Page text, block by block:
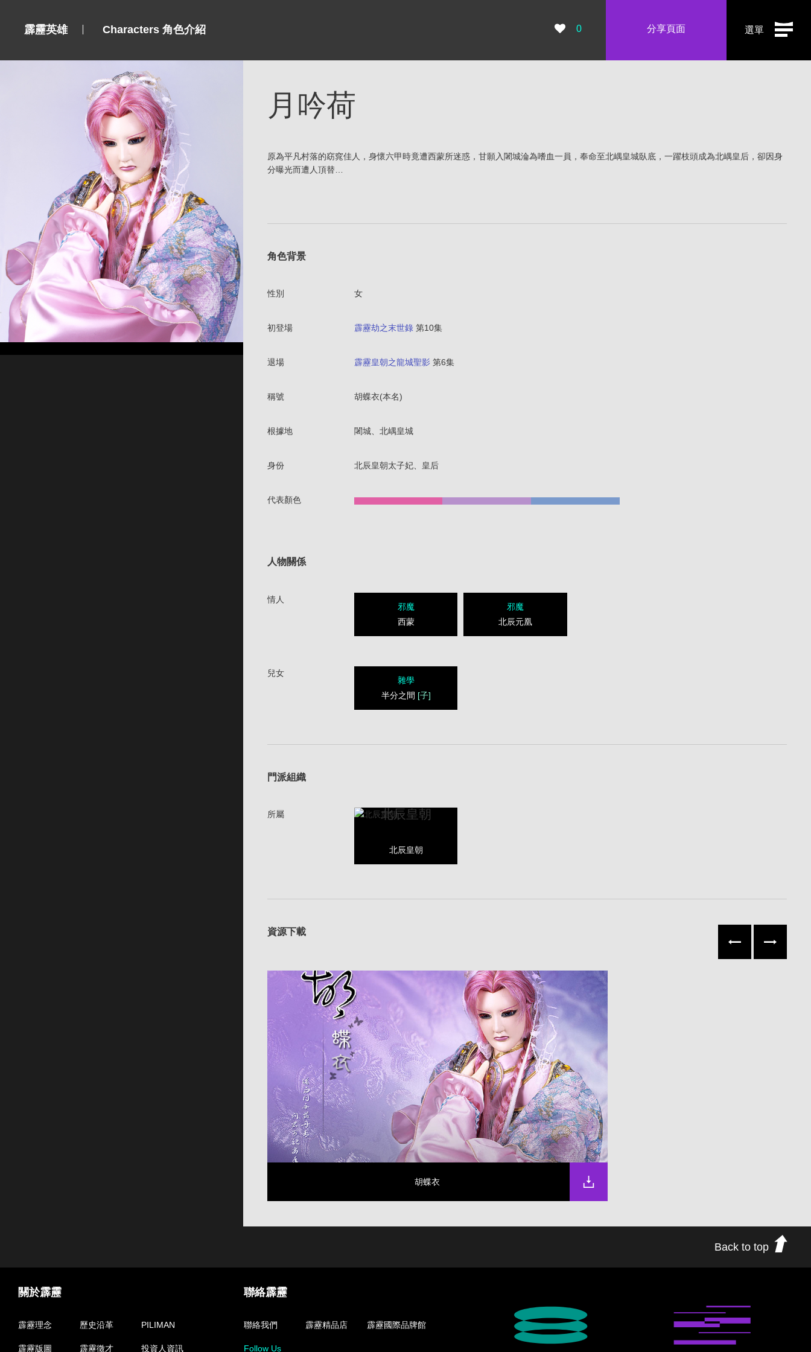
選單
霹靂英雄 Characters 角色介紹 瀏覽數：
0 分享頁面
月吟荷
原為平凡村落的窈窕佳人，身懷六甲時竟遭西蒙所迷惑，甘願入闍城淪為嗜血一員，奉命至北嵎皇城臥底，一躍枝頭成為北嵎皇后，卻因身
分曝光而遭人頂替…
角色背景
性別 女
初登場 霹靂劫之末世錄第10集
退場 霹靂皇朝之龍城聖影第6集
稱號 胡蝶衣(本名)
根據地 闍城、北嵎皇城
身份 北辰皇朝太子妃、皇后
代表顏色
人物關係
情人
邪魔
西蒙
邪魔
北辰元凰
兒女
雜學
半分之間 [子]
門派組織
所屬 北辰皇朝
北辰皇朝
資源下載
胡蝶衣
Back to top
關於霹靂
霹靂理念 歷史沿革 PILIMAN
霹靂版圖 霹靂徵才 投資人資訊
聯絡霹靂
聯絡我們 霹靂精品店 霹靂國際品牌館
Follow Us